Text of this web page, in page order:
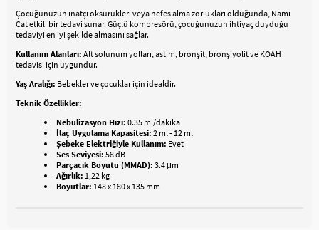
Çocuğunuzun inatçı öksürükleri veya nefes alma zorlukları olduğunda, Nami
Cat etkili bir tedavi sunar. Güçlü kompresörü, çocuğunuzun ihtiyaç duyduğu
tedaviyi en iyi şekilde almasını sağlar.
Kullanım Alanları: Alt solunum yolları, astım, bronşit, bronşiyolit ve KOAH
tedavisi için uygundur.
Yaş Aralığı: Bebekler ve çocuklar için idealdir.
Teknik Özellikler:
Nebulizasyon Hızı: 0.35 ml/dakika
İlaç Uygulama Kapasitesi: 2 ml - 12 ml
Şebeke Elektriğiyle Kullanım: Evet
Ses Seviyesi: 58 dB
Parçacık Boyutu (MMAD): 3.4 μm
Ağırlık: 1,22 kg
Boyutlar: 148 x 180 x 135 mm